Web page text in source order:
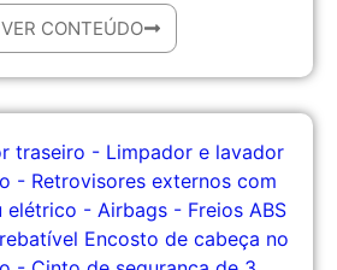
VER CONTEÚDO